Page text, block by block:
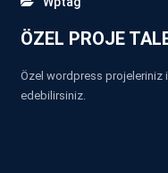
ÖZEL PROJE
Özel wordpress projeleriniz
edebilirsiniz.